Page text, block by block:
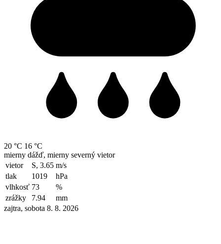
20 °C 16 °C
mierny dážď, mierny severný vietor
vietor
S, 3.65 m/s
tlak
1019
hPa
vlhkosť 73
%
zrážky
7.94
mm
zajtra, sobota 8. 8. 2026